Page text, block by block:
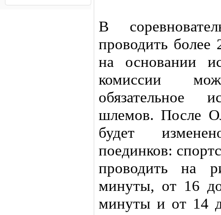
В
проводить более
на основании
комиссии
обязательное
шлемов. После
будет
поединков:
проводить на
минуты, от 16
минуты и от 14